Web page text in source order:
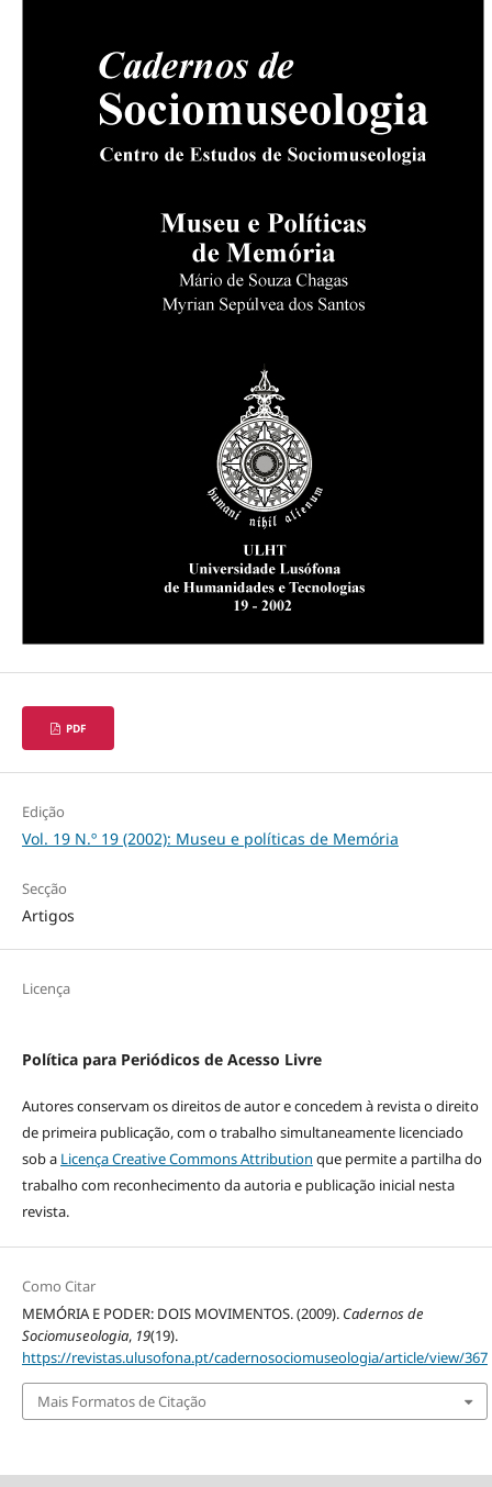
PDF
Edição
Vol. 19 N.º 19 (2002): Museu e políticas de Memória
Secção
Artigos
Licença
Política para Periódicos de Acesso Livre
Autores conservam os direitos de autor e concedem à revista o direito
de primeira publicação, com o trabalho simultaneamente licenciado
sob a Licença Creative Commons Attribution que permite a partilha do
trabalho com reconhecimento da autoria e publicação inicial nesta
revista.
Como Citar
MEMÓRIA E PODER: DOIS MOVIMENTOS. (2009). Cadernos de
Sociomuseologia, 19(19).
https://revistas.ulusofona.pt/cadernosociomuseologia/article/view/367
Mais Formatos de Citação